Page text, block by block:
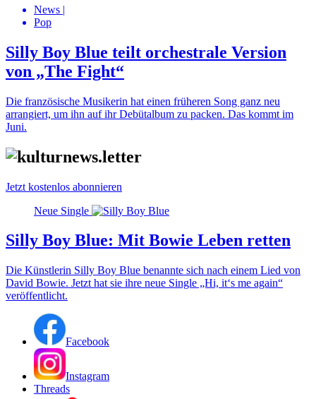
News |
Pop
Silly Boy Blue teilt orchestrale Version
von „The Fight“
Die französische Musikerin hat einen früheren Song ganz neu
arrangiert, um ihn auf ihr Debütalbum zu packen. Das kommt im
Juni.
Jetzt kostenlos abonnieren
Neue Single
Silly Boy Blue: Mit Bowie Leben retten
Die Künstlerin Silly Boy Blue benannte sich nach einem Lied von
David Bowie. Jetzt hat sie ihre neue Single „Hi, it‘s me again“
veröffentlicht.
Facebook
Instagram
Threads